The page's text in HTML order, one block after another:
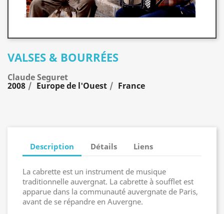
VALSES & BOURRÉES
Claude Seguret
2008 Europe de l'Ouest France
Description Détails Liens
La cabrette est un instrument de musique
traditionnelle auvergnat. La cabrette à soufflet est
apparue dans la communauté auvergnate de Paris,
avant de se répandre en Auvergne.